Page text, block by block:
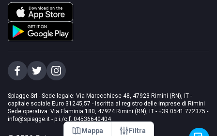
Mappa Filtra
Spiagge Srl - Sede legale: Via Marecchiese 48, 47923 Rimini (RN), IT -
capitale sociale Euro 31245,57 - Iscritta al registro delle imprese di Rimini
Sede operativa: Via Flaminia 180, 47924 Rimini (RN), IT - +39 0541 772375 -
info@spiagge.it - p.i./c.f. 04536640404